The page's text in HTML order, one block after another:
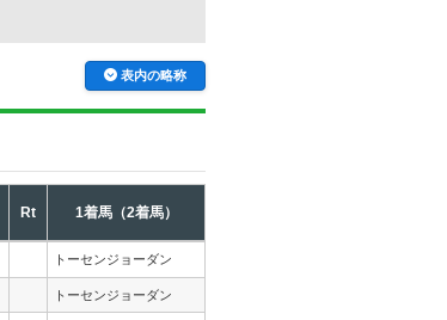
表内の略称
Rt 1着馬（2着馬）
トーセンジョーダン
トーセンジョーダン